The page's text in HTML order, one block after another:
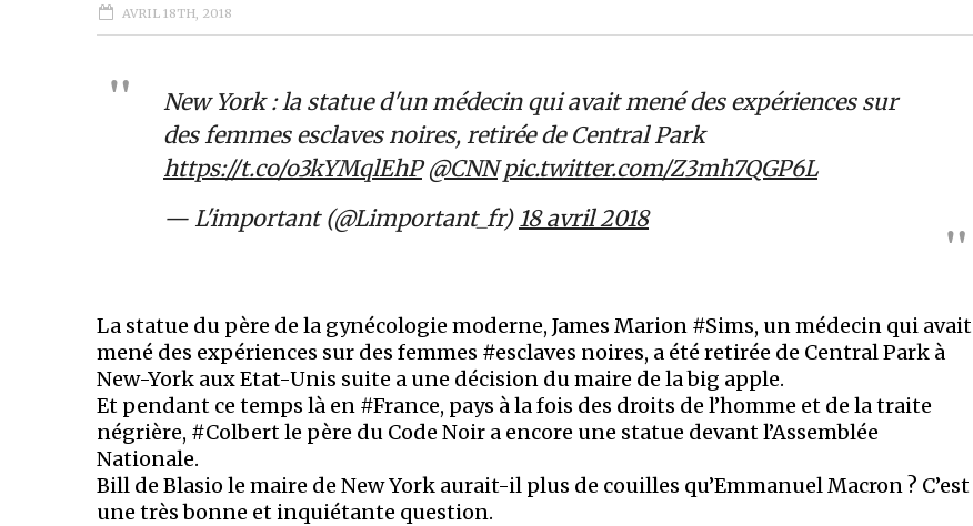
AVRIL 18TH, 2018
New York : la statue d'un médecin qui avait mené des expériences sur
des femmes esclaves noires, retirée de Central Park
https://t.co/o3kYMqlEhP @CNN pic.twitter.com/Z3mh7QGP6L
— L'important (@Limportant_fr) 18 avril 2018
La statue du père de la gynécologie moderne, James Marion #Sims, un médecin qui avait
mené des expériences sur des femmes #esclaves noires, a été retirée de Central Park à
New-York aux Etat-Unis suite a une décision du maire de la big apple.
Et pendant ce temps là en #France, pays à la fois des droits de l’homme et de la traite
négrière, #Colbert le père du Code Noir a encore une statue devant l’Assemblée
Nationale.
Bill de Blasio le maire de New York aurait-il plus de couilles qu’Emmanuel Macron ? C’est
une très bonne et inquiétante question.